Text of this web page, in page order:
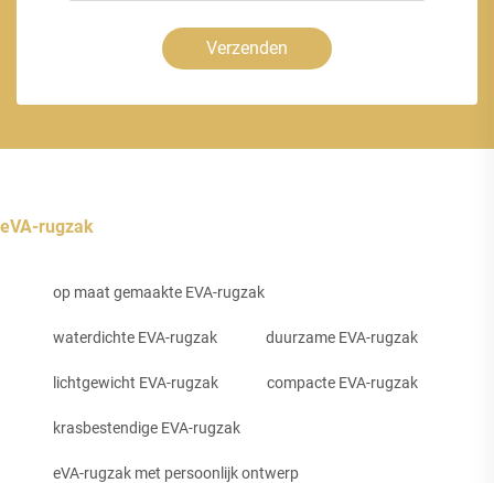
Verzenden
eVA-rugzak
op maat gemaakte EVA-rugzak
waterdichte EVA-rugzak duurzame EVA-rugzak
lichtgewicht EVA-rugzak compacte EVA-rugzak
krasbestendige EVA-rugzak
eVA-rugzak met persoonlijk ontwerp